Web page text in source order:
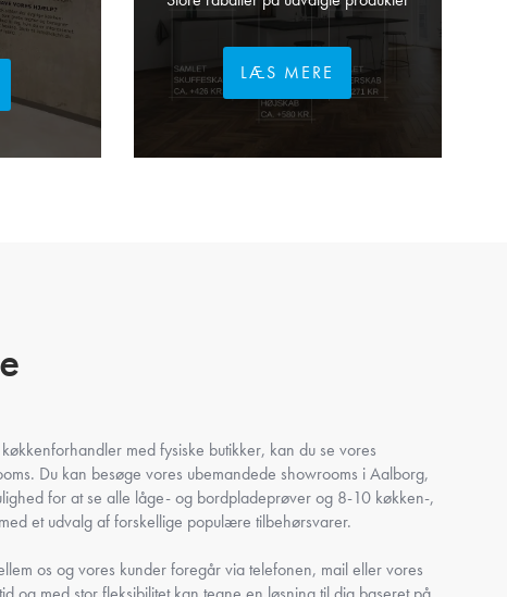
LÆS MERE
med fysiske butikker, kan du se vores
Du kan besøge vores ubemandede showrooms i Aalborg,
for at se alle låge- og bordpladeprøver og 8-10 køkken-,
et udvalg af forskellige populære tilbehørsvarer.
os og vores kunder foregår via telefonen, mail eller vores